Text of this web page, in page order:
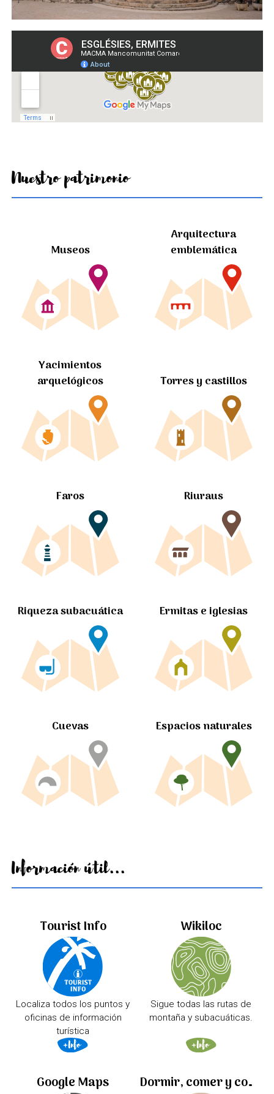
Nuestro patrimonio
Museos
Arquitectura
emblemática
Yacimientos
arquelógicos
Torres y castillos
Faros Riuraus
Riqueza subacuática Ermitas e iglesias
Cuevas Espacios naturales
Información útil...
Tourist Info
Localiza todos los puntos y
oficinas de información
turística
Wikiloc
Sigue todas las rutas de
montaña y subacuáticas.
Google Maps Dormir, comer y comprar